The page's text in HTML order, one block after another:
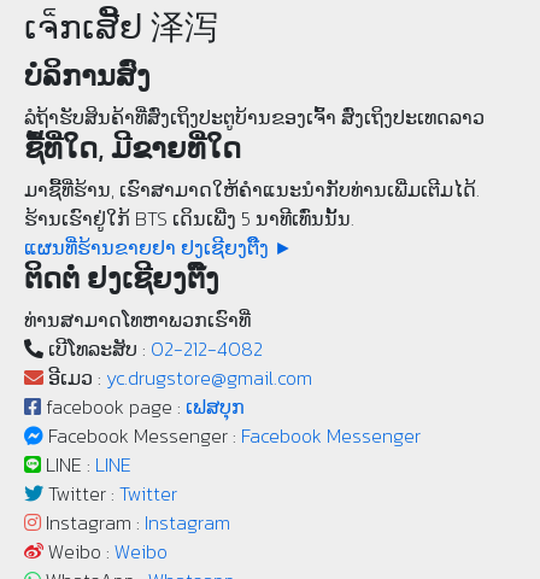
ເຈ็ກເສີັຢ 泽泻
ບໍລິການສົ່ງ
ລໍຖ້າຮັບສິນຄ້າທີ່ສົ່ງເຖິງປະຕູບ້ານຂອງເຈົ້າ ສົ່ງເຖິງປະເທດລາວ
ຊື້ທີ່ໃດ, ມີຂາຍທີ່ໃດ
ມາຊື້ທີ່ຮ້ານ, ເຮົາສາມາດໃຫ້ຄໍາແນະນຳກັບທ່ານເພີ່ມເຕີມໄດ້.
ຮ້ານເຮົາຢູ່ໃກ້ BTS ເດິນເພີ່ງ 5 ນາທີເທົ່ນນັ້ນ.
ແຜນທີ່ຮ້ານຂາຍຢາ ຢງເຊີຍງຕຶ໊ງ ►
ຕິດຕໍ່ ຢງເຊີຍງຕຶ໊ງ
ທ່ານສາມາດໂທຫາພວກເຮົາທີ່
ເບີ​ໂທລະ​ສັບ : 02-212-4082
ອີເມວ : yc.drugstore@gmail.com
facebook page : ເຟສບຸກ
Facebook Messenger : Facebook Messenger
LINE : LINE
Twitter : Twitter
Instagram : Instagram
Weibo : Weibo